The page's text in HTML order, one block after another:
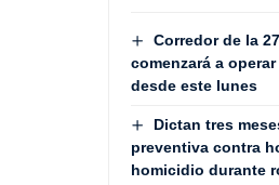
Corredor de la
comenzará a
desde este lunes
Dictan tres
preventiva contra
homicidio durante